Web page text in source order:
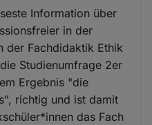
Information über
in der
der Fachdidaktik Ethik
Studienumfrage 2er
Ergebnis "die
richtig und ist damit
das Fach